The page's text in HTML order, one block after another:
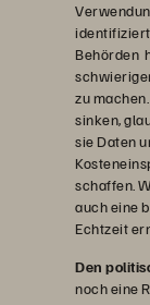
Behörden
zu
sinken,
sie Daten
schaffen.
auch eine
Echtzeit
Den
noch eine